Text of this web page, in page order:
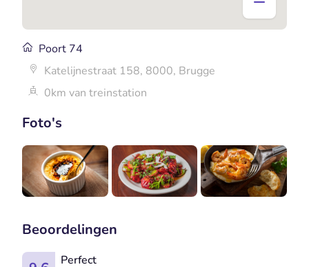
Foto's
Beoordelingen
Perfect
Poort 74
Katelijnestraat 158, 8000, Brugge
0km van treinstation